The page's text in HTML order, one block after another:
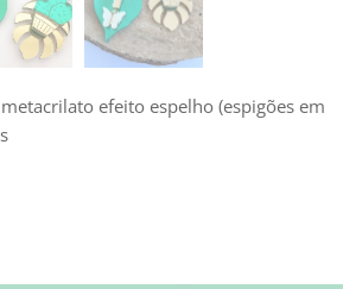
efeito espelho (espigões em